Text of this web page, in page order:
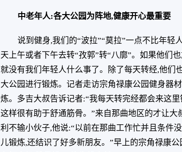
中老年人:各大公园为阵地,健康开心最重要
说到健身,我们的“波拉”“莫拉”一点不比年轻
天上午或者下午去转“孜郭”转“八廓”。如果他们
就没有我们年轻人什么事了。除了每天转经,他们
大公园进行锻炼。记者走访宗角禄康公园健身器
炼。多吉大叔告诉记者:“我每天转完经都会来这
这样很有助于舒通筋骨。”来自那曲地区的才让大
利不输小伙子,他说:“以前在那曲工作忙并且条件
儿锻炼,还结识了好多新朋友。”早上的宗角禄康